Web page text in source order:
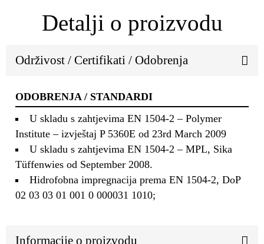
Detalji o proizvodu
Održivost / Certifikati / Odobrenja
ODOBRENJA / STANDARDI
U skladu s zahtjevima EN 1504-2 – Polymer
Institute – izvještaj P 5360E od 23rd March 2009
U skladu s zahtjevima EN 1504-2 – MPL, Sika
Tüffenwies od September 2008.
Hidrofobna impregnacija prema EN 1504-2, DoP
02 03 03 01 001 0 000031 1010;
Informacije o proizvodu